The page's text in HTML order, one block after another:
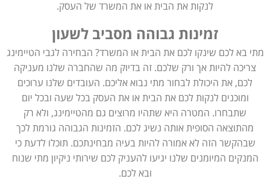
לנקות את הבית או את המשרד של העסק.
זמינות גבוהה מסביב לשעון
מתי בא לכם שינקו לכם את הבית או המשרד? הבחירה לגבי הטיימינג
צריכה להיות אך ורק שלכם. זה בדיוק מה שהחברה שלנו מעניקה
לכם, את היכולת לבחור מתי נבוא אליכם. העובדים שלנו ערוכים
ומוכנים לנקות לכם את הבית או את העסק בכל שעה ובכל יום
שתבחרו. המטרה היא שתהיו מרוצים גם מהטיימינג, ולא רק
מהתוצאה הסופית אותה נשיג לכם. הזמינות הגבוהה גורמת לכך
שבהקשר הזה לא אמורה להיות בעיה מבחינתכם. תוכלו לדעת כי
המנקים המיומנים שלנו יגיעו להעניק לכם שירותי ניקיון מתי שנוח
ובא לכם.